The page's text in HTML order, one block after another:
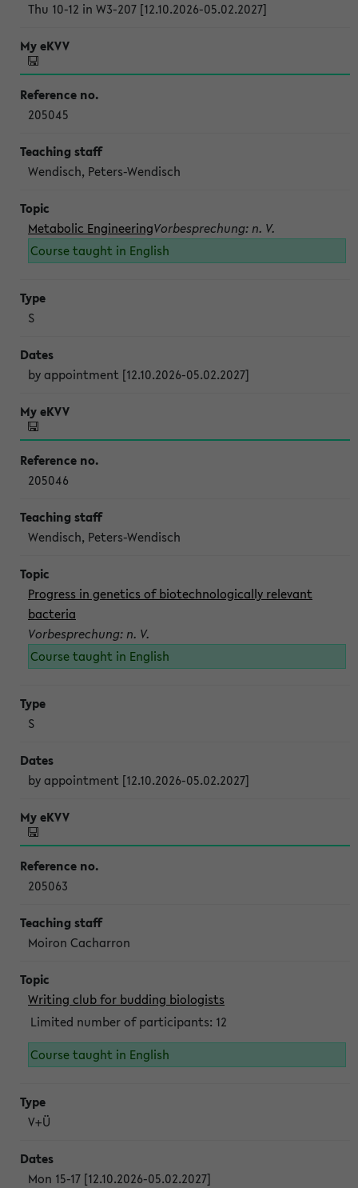
Thu 10-12 in W3-207 [12.10.2026-05.02.2027]
205045
Wendisch, Peters-Wendisch
Metabolic EngineeringVorbesprechung: n. V.
Course taught in English
S
by appointment [12.10.2026-05.02.2027]
205046
Wendisch, Peters-Wendisch
Progress in genetics of biotechnologically relevant
bacteria
Vorbesprechung: n. V.
Course taught in English
S
by appointment [12.10.2026-05.02.2027]
205063
Moiron Cacharron
Writing club for budding biologists
Limited number of participants: 12
Course taught in English
V+Ü
Mon 15-17 [12.10.2026-05.02.2027]